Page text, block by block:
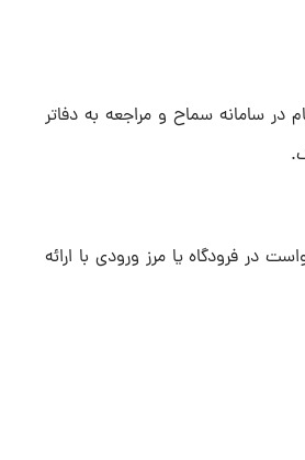
در سامانه سماح و مراجعه به دفاتر
در فرودگاه یا مرز ورودی با ارائه